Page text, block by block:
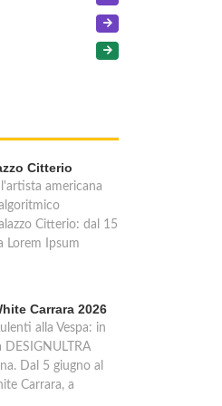
Citterio
l'artista americana
Citterio: dal 15
Lorem Ipsum
Carrara 2026
alla Vespa: in
DESIGNULTRA
Dal 5 giugno al
Carrara, a